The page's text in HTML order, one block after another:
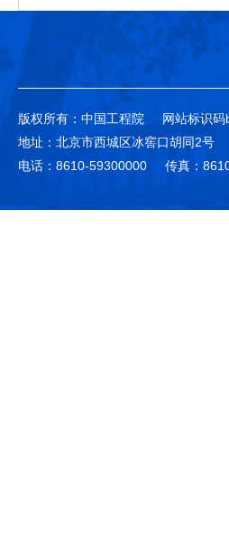
版权所有：中国工程院 网站标识
地址：北京市西城区冰窖口胡同2号
电话：8610-59300000
传真：